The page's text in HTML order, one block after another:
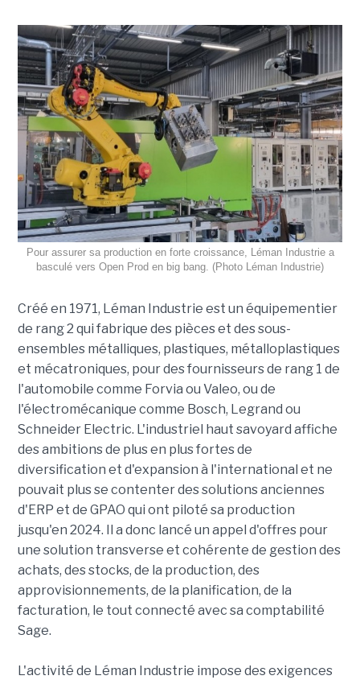
Pour assurer sa production en forte croissance, Léman Industrie a
basculé vers Open Prod en big bang. (Photo Léman Industrie)
Créé en 1971, Léman Industrie est un équipementier
de rang 2 qui fabrique des pièces et des sous-
ensembles métalliques, plastiques, métalloplastiques
et mécatroniques, pour des fournisseurs de rang 1 de
l'automobile comme Forvia ou Valeo, ou de
l'électromécanique comme Bosch, Legrand ou
Schneider Electric. L'industriel haut savoyard affiche
des ambitions de plus en plus fortes de
diversification et d'expansion à l'international et ne
pouvait plus se contenter des solutions anciennes
d'ERP et de GPAO qui ont piloté sa production
jusqu'en 2024. Il a donc lancé un appel d'offres pour
une solution transverse et cohérente de gestion des
achats, des stocks, de la production, des
approvisionnements, de la planification, de la
facturation, le tout connecté avec sa comptabilité
Sage.
L'activité de Léman Industrie impose des exigences